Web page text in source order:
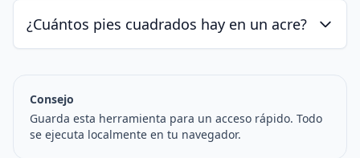
¿Cuántos pies cuadrados hay en un acre?
Consejo
Guarda esta herramienta para un acceso rápido. Todo
se ejecuta localmente en tu navegador.